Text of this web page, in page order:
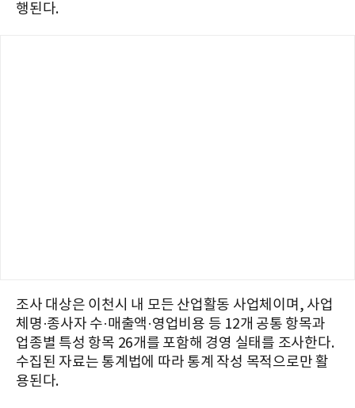
행된다.
조사 대상은 이천시 내 모든 산업활동 사업체이며, 사업
체명·종사자 수·매출액·영업비용 등 12개 공통 항목과
업종별 특성 항목 26개를 포함해 경영 실태를 조사한다.
수집된 자료는 통계법에 따라 통계 작성 목적으로만 활
용된다.